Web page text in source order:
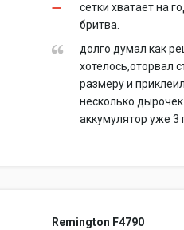
сетки хватает на
бритва.
долго думал как
хотелось,оторвал
размеру и
несколько
аккумулятор уже 3
Remington F4790